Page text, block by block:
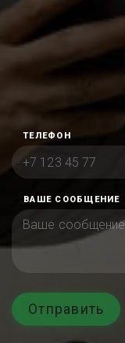
ТЕЛЕФОН
ВАШЕ СООБЩЕНИЕ
Отправить